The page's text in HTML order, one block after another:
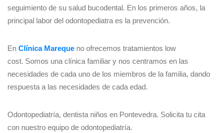
seguimiento de su salud bucodental. En los primeros años, la
principal labor del odontopediatra es la prevención.
En Clínica Mareque no ofrecemos tratamientos low
cost. Somos una clínica familiar y nos centramos en las
necesidades de cada uno de los miembros de la familia, dando
respuesta a las necesidades de cada edad.
Odontopediatría, dentista niños en Pontevedra. Solicita tu cita
con nuestro equipo de odontopediatría.